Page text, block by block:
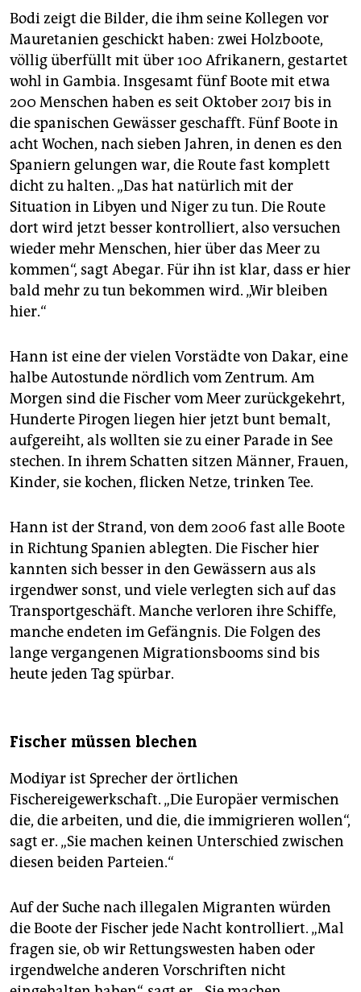
Bodi zeigt die Bilder, die ihm seine Kollegen vor
Mauretanien geschickt haben: zwei Holzboote,
völlig überfüllt mit über 100 Afrikanern, gestartet
wohl in Gambia. Insgesamt fünf Boote mit etwa
200 Menschen haben es seit Oktober 2017 bis in
die spanischen Gewässer geschafft. Fünf Boote in
acht Wochen, nach sieben Jahren, in denen es den
Spaniern gelungen war, die Route fast komplett
dicht zu halten. „Das hat natürlich mit der
Situation in Libyen und Niger zu tun. Die Route
dort wird jetzt besser kontrolliert, also versuchen
wieder mehr Menschen, hier über das Meer zu
kommen“, sagt Abegar. Für ihn ist klar, dass er hier
bald mehr zu tun bekommen wird. „Wir bleiben
hier.“
Hann ist eine der vielen Vorstädte von Dakar, eine
halbe Autostunde nördlich vom Zentrum. Am
Morgen sind die Fischer vom Meer zurückgekehrt,
Hunderte Pirogen liegen hier jetzt bunt bemalt,
aufgereiht, als wollten sie zu einer Parade in See
stechen. In ihrem Schatten sitzen Männer, Frauen,
Kinder, sie kochen, flicken Netze, trinken Tee.
Hann ist der Strand, von dem 2006 fast alle Boote
in Richtung Spanien ablegten. Die Fischer hier
kannten sich besser in den Gewässern aus als
irgendwer sonst, und viele verlegten sich auf das
Transportgeschäft. Manche verloren ihre Schiffe,
manche endeten im Gefängnis. Die Folgen des
lange vergangenen Migrationsbooms sind bis
heute jeden Tag spürbar.
Fischer müssen blechen
Modiyar ist Sprecher der örtlichen
Fischereigewerkschaft. „Die Europäer vermischen
die, die arbeiten, und die, die immigrieren wollen“,
sagt er. „Sie machen keinen Unterschied zwischen
diesen beiden Parteien.“
Auf der Suche nach illegalen Migranten würden
die Boote der Fischer jede Nacht kontrolliert. „Mal
fragen sie, ob wir Rettungswesten haben oder
irgendwelche anderen Vorschriften nicht